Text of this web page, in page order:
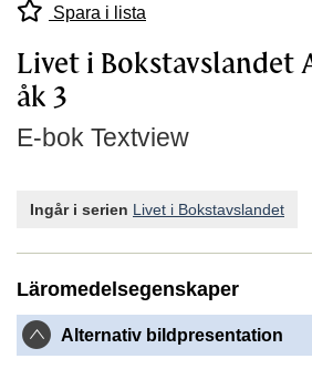
Spara i lista
Livet i Bokstavslandet
åk 3
E-bok Textview
Ingår i serien Livet i Bokstavslandet
Läromedelsegenskaper
Alternativ bildpresentation